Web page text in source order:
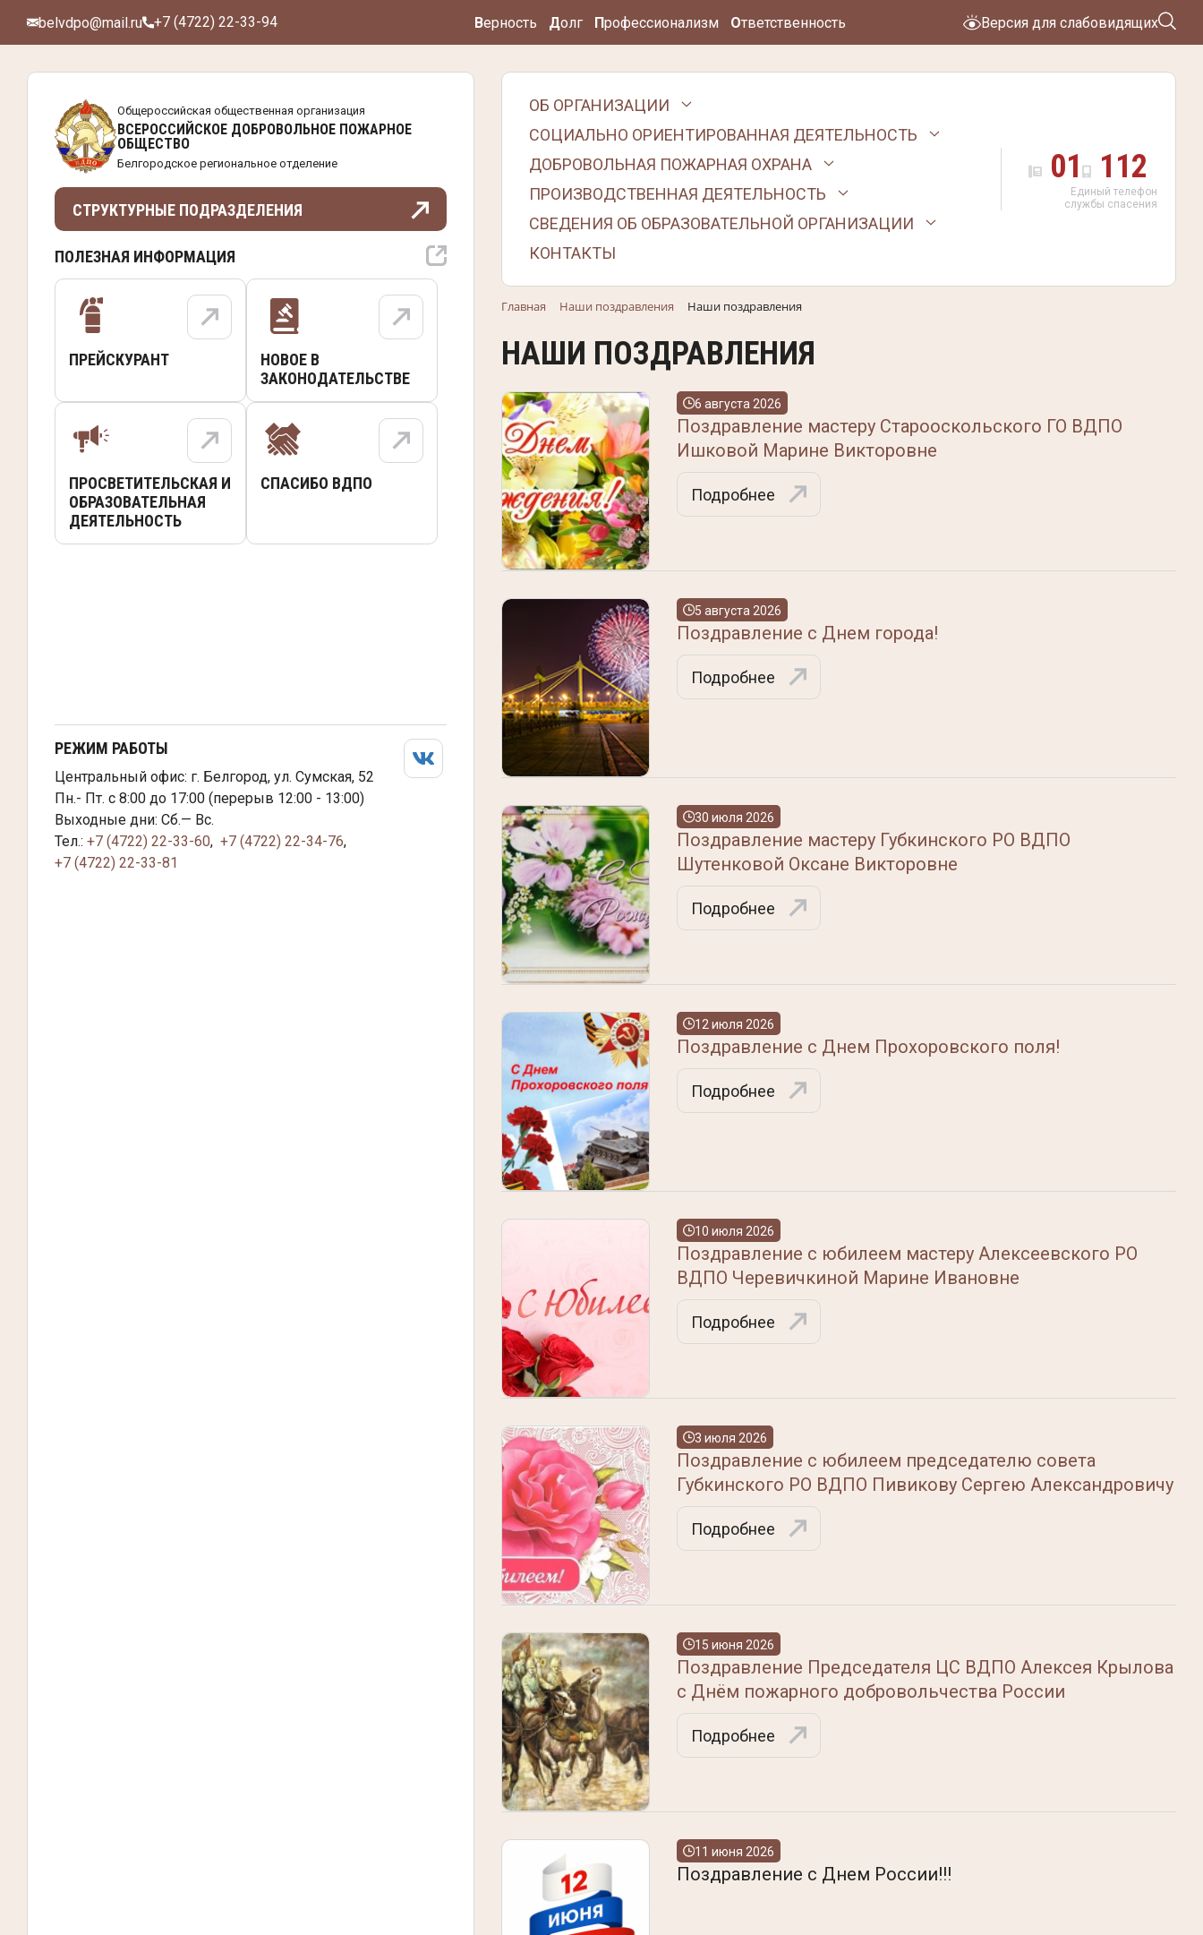
belvdpo@mail.ru +7 (4722) 22-33-94 Верность Долг Профессионализм Ответственность Версия для слабовидящих
Общероссийская общественная организация
ВСЕРОССИЙСКОЕ ДОБРОВОЛЬНОЕ ПОЖАРНОЕ
ОБЩЕСТВО
Белгородское региональное отделение
СТРУКТУРНЫЕ ПОДРАЗДЕЛЕНИЯ
ПОЛЕЗНАЯ ИНФОРМАЦИЯ
ПРЕЙСКУРАНТ
НОВОЕ В
ЗАКОНОДАТЕЛЬСТВЕ
ПРОСВЕТИТЕЛЬСКАЯ И
ОБРАЗОВАТЕЛЬНАЯ
ДЕЯТЕЛЬНОСТЬ
СПАСИБО ВДПО
РЕЖИМ РАБОТЫ
Центральный офис: г. Белгород, ул. Сумская, 52
Пн.- Пт. с 8:00 до 17:00 (перерыв 12:00 - 13:00)
Выходные дни: Сб.— Вс.
Тел.: +7 (4722) 22-33-60, +7 (4722) 22-34-76,
+7 (4722) 22-33-81
ОБ ОРГАНИЗАЦИИ
СОЦИАЛЬНО ОРИЕНТИРОВАННАЯ ДЕЯТЕЛЬНОСТЬ
ДОБРОВОЛЬНАЯ ПОЖАРНАЯ ОХРАНА
ПРОИЗВОДСТВЕННАЯ ДЕЯТЕЛЬНОСТЬ
СВЕДЕНИЯ ОБ ОБРАЗОВАТЕЛЬНОЙ ОРГАНИЗАЦИИ
КОНТАКТЫ
01 112
Единый телефон
службы спасения
Главная Наши поздравления Наши поздравления
НАШИ ПОЗДРАВЛЕНИЯ
6 августа 2026
Поздравление мастеру Старооскольского ГО ВДПО
Ишковой Марине Викторовне
Подробнее
5 августа 2026
Поздравление с Днем города!
Подробнее
30 июля 2026
Поздравление мастеру Губкинского РО ВДПО
Шутенковой Оксане Викторовне
Подробнее
12 июля 2026
Поздравление с Днем Прохоровского поля!
Подробнее
10 июля 2026
Поздравление с юбилеем мастеру Алексеевского РО
ВДПО Черевичкиной Марине Ивановне
Подробнее
3 июля 2026
Поздравление с юбилеем председателю совета
Губкинского РО ВДПО Пивикову Сергею Александровичу
Подробнее
15 июня 2026
Поздравление Председателя ЦС ВДПО Алексея Крылова
с Днём пожарного добровольчества России
Подробнее
11 июня 2026
Поздравление с Днем России!!!